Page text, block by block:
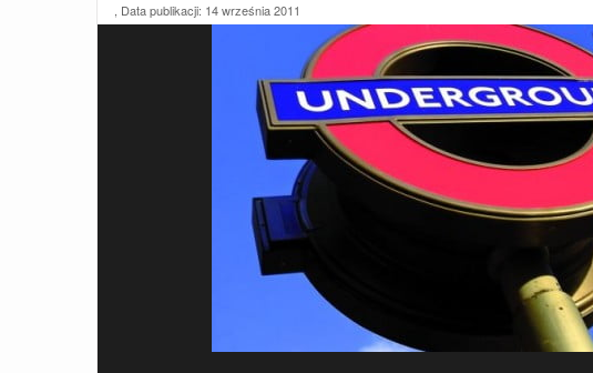
, Data publikacji: 14 września 2011